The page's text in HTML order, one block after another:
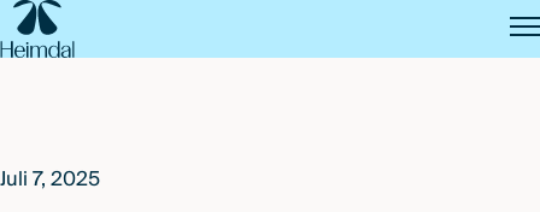
SKIP
TO
MAIN
Juli 7, 2025